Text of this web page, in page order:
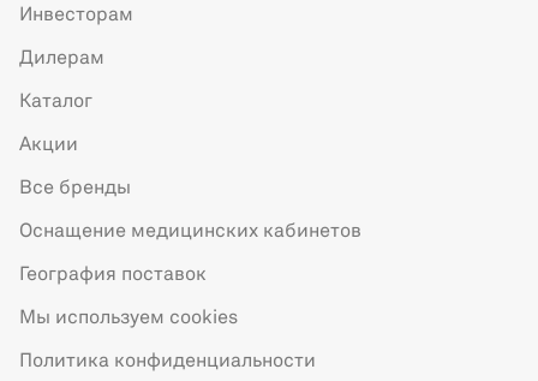
Инвесторам
Дилерам
Каталог
Акции
Все бренды
Оснащение медицинских кабинетов
География поставок
Мы используем cookies
Политика конфиденциальности